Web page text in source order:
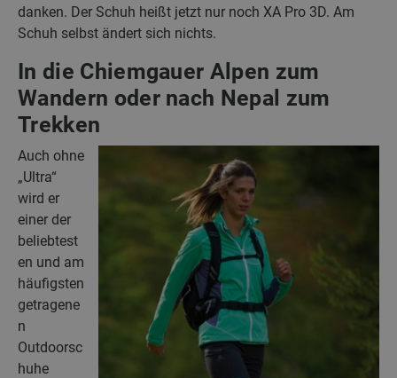
danken. Der Schuh heißt jetzt nur noch XA Pro 3D. Am
Schuh selbst ändert sich nichts.
In die Chiemgauer Alpen zum
Wandern oder nach Nepal zum
Trekken
Auch ohne
„Ultra“
wird er
einer der
beliebtest
en und am
häufigsten
getragene
n
Outdoorsc
huhe